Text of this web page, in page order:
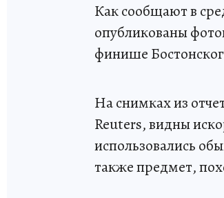
Как сообщают в
опубликованы
финише
На снимках из
Reuters, видны
использовались
также предмет,